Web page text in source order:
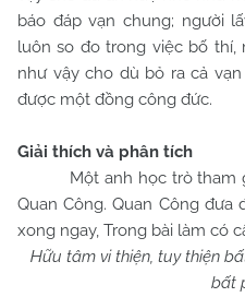
báo đáp vạn chung; người
luôn so đo trong việc bố thí,
như vậy cho dù bỏ ra cả
được một đồng công đức.
Giải thích và phân tích
Một anh học trò tham
Quan Công. Quan Công
xong ngay, Trong bài làm có
Hữu tâm vi thiện, tuy thiện
bất